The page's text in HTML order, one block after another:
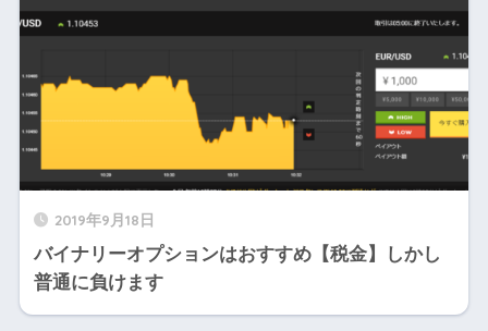
2019年9月18日
バイナリーオプションはおすすめ【税金】しかし
普通に負けます